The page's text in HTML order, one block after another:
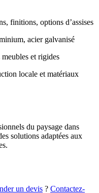
finitions, options d’assises
acier galvanisé
et rigides
locale et matériaux
du paysage dans
solutions adaptées aux
un devis ? Contactez-